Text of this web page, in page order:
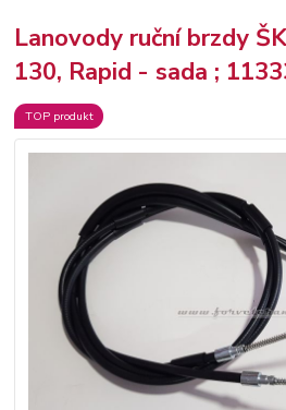
Lanovody ruční brzdy
130, Rapid - sada ;
TOP produkt